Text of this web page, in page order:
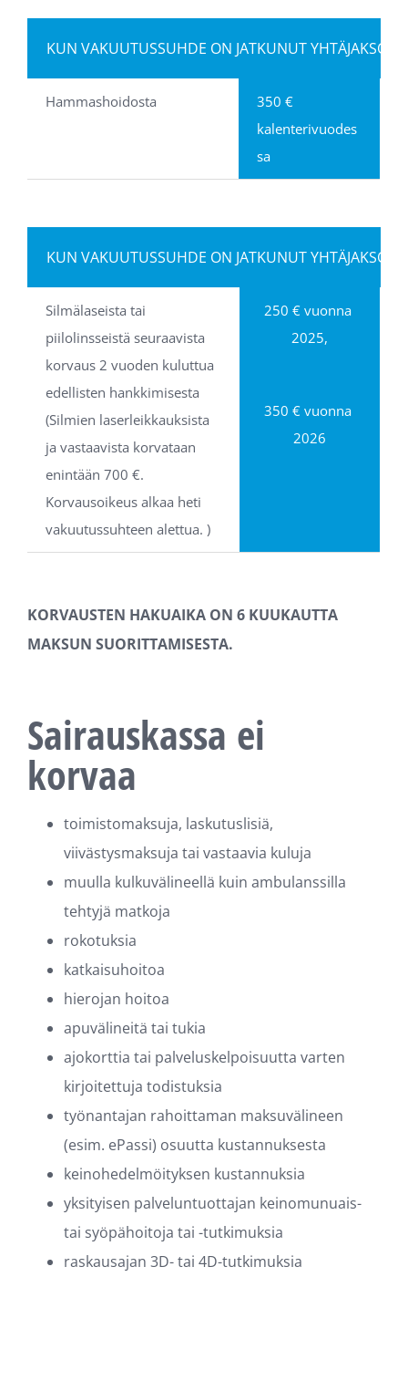
KUN VAKUUTUSSUHDE ON JATKUNUT
Hammashoidosta
350 €
kalenterivuodes
sa
KUN VAKUUTUSSUHDE ON JATKUNUT
Silmälaseista tai
piilolinsseistä seuraavista
korvaus 2 vuoden kuluttua
edellisten hankkimisesta
(Silmien laserleikkauksista
ja vastaavista korvataan
enintään 700 €.
Korvausoikeus alkaa heti
vakuutussuhteen alettua. )
250 € vuonna
2025,
350 € vuonna
2026
KORVAUSTEN HAKUAIKA ON 6 KUUKAUTTA
MAKSUN SUORITTAMISESTA.
Sairauskassa ei
korvaa
toimistomaksuja, laskutuslisiä,
viivästysmaksuja tai vastaavia kuluja
muulla kulkuvälineellä kuin ambulanssilla
tehtyjä matkoja
rokotuksia
katkaisuhoitoa
hierojan hoitoa
apuvälineitä tai tukia
ajokorttia tai palveluskelpoisuutta varten
kirjoitettuja todistuksia
työnantajan rahoittaman maksuvälineen
(esim. ePassi) osuutta kustannuksesta
keinohedelmöityksen kustannuksia
yksityisen palveluntuottajan keinomunuais-
tai syöpähoitoja tai -tutkimuksia
raskausajan 3D- tai 4D-tutkimuksia